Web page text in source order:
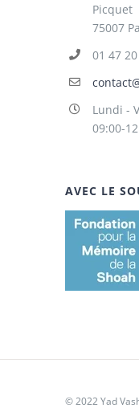
Picquet
75007
01 47
Lundi -
09:00-
AVEC LE
© 2022 Yad